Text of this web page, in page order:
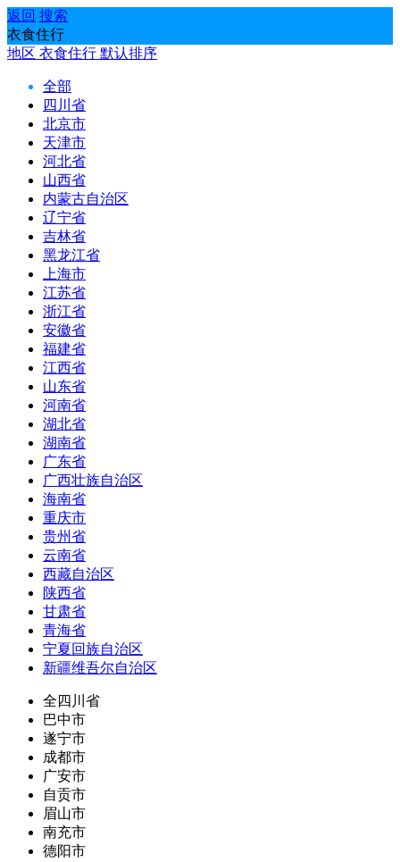
返回 搜索
衣食住行
地区 衣食住行 默认排序
全部
四川省
北京市
天津市
河北省
山西省
内蒙古自治区
辽宁省
吉林省
黑龙江省
上海市
江苏省
浙江省
安徽省
福建省
江西省
山东省
河南省
湖北省
湖南省
广东省
广西壮族自治区
海南省
重庆市
贵州省
云南省
西藏自治区
陕西省
甘肃省
青海省
宁夏回族自治区
新疆维吾尔自治区
全四川省
巴中市
遂宁市
成都市
广安市
自贡市
眉山市
南充市
德阳市